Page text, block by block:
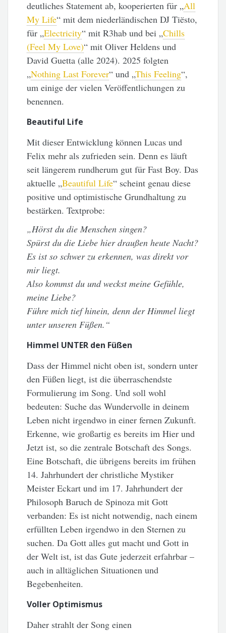
deutliches Statement ab, kooperierten für „All
My Life“ mit dem niederländischen DJ Tiësto,
für „Electricity“ mit R3hab und bei „Chills
(Feel My Love)“ mit Oliver Heldens und
David Guetta (alle 2024). 2025 folgten
„Nothing Last Forever“ und „This Feeling“,
um einige der vielen Veröffentlichungen zu
benennen.
Beautiful Life
Mit dieser Entwicklung können Lucas und
Felix mehr als zufrieden sein. Denn es läuft
seit längerem rundherum gut für Fast Boy. Das
aktuelle „Beautiful Life“ scheint genau diese
positive und optimistische Grundhaltung zu
bestärken. Textprobe:
„Hörst du die Menschen singen?
Spürst du die Liebe hier draußen heute Nacht?
Es ist so schwer zu erkennen, was direkt vor
mir liegt.
Also kommst du und weckst meine Gefühle,
meine Liebe?
Führe mich tief hinein, denn der Himmel liegt
unter unseren Füßen.“
Himmel UNTER den Füßen
Dass der Himmel nicht oben ist, sondern unter
den Füßen liegt, ist die überraschendste
Formulierung im Song. Und soll wohl
bedeuten: Suche das Wundervolle in deinem
Leben nicht irgendwo in einer fernen Zukunft.
Erkenne, wie großartig es bereits im Hier und
Jetzt ist, so die zentrale Botschaft des Songs.
Eine Botschaft, die übrigens bereits im frühen
14. Jahrhundert der christliche Mystiker
Meister Eckart und im 17. Jahrhundert der
Philosoph Baruch de Spinoza mit Gott
verbanden: Es ist nicht notwendig, nach einem
erfüllten Leben irgendwo in den Sternen zu
suchen. Da Gott alles gut macht und Gott in
der Welt ist, ist das Gute jederzeit erfahrbar –
auch in alltäglichen Situationen und
Begebenheiten.
Voller Optimismus
Daher strahlt der Song einen